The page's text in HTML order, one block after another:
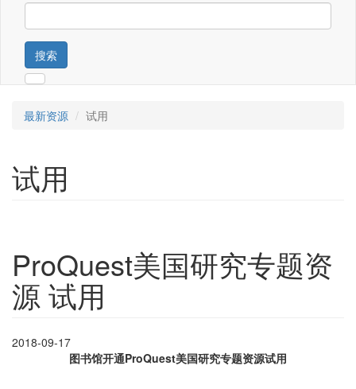
搜索
最新资源 试用
试用
ProQuest美国研究专题资
源 试用
2018-09-17
图书馆开通ProQuest美国研究专题资源试用